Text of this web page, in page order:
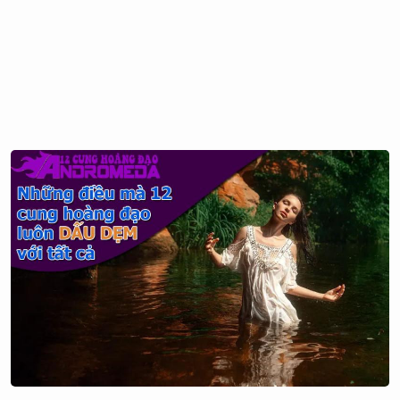
Ma Kết là một người bạn chung thủy và ấm áp, người
thực sự hạnh phúc với thành công của bạn bè, luôn động
viên và giúp đỡ bạn bè theo đuổi mục tiêu. Họ có khả
năng duy trì tình bạn thân thiết ngay cả sau khi mất liên
lạc một thời gian dài. Ma Kết còn có thể nói chuyện với
bất kỳ ai bất kể độ tuổi một cách vui vẻ và thú vị. Điều
này giúp họ có nhiều bạn là người hơn tuổi hơn người
Ma Kết được xem là một người bạn rất có giá trị vì độ tin
cậy mà người khác cảm nhận được từ họ. Họ thích được
chia sẻ những vấn đề của mình. Khi cảm thấy đủ độ thân